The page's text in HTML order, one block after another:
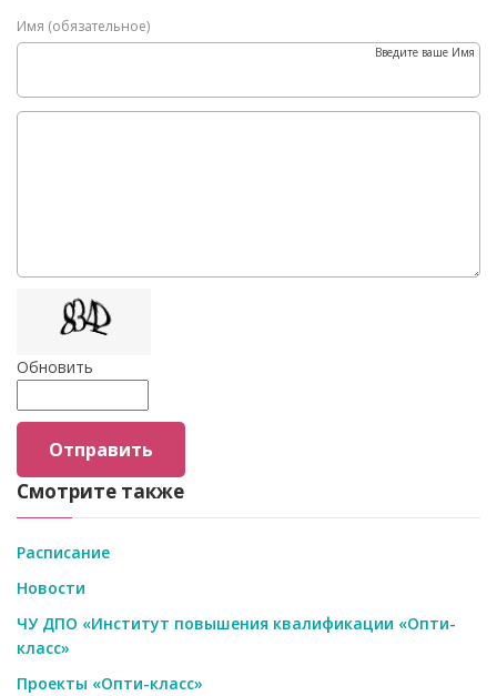
Имя (обязательное)
Введите ваше Имя
Обновить
Отправить
Смотрите также
Расписание
Новости
ЧУ ДПО «Институт повышения квалификации «Опти-
класс»
Проекты «Опти-класс»